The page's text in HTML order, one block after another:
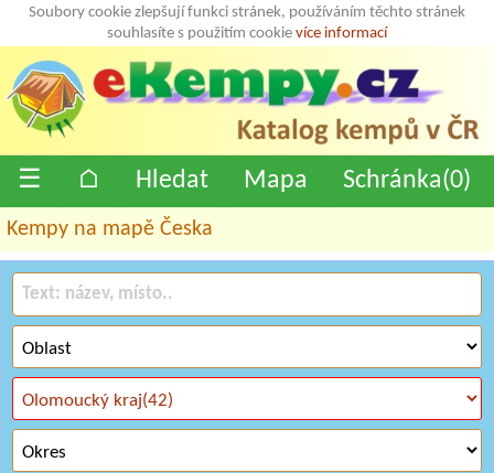
Soubory cookie zlepšují funkci stránek, používáním těchto stránek
souhlasíte s použitím cookie více informací
☰ ⌂ Hledat Mapa Schránka(0)
Kempy na mapě Česka